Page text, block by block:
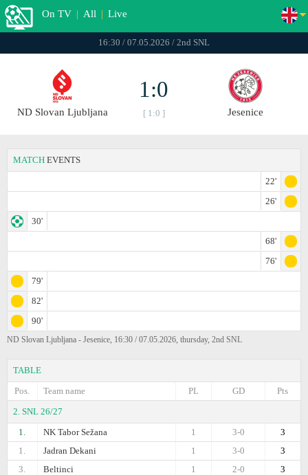
On TV | All | Live
16:30 / 07.05.2026 / 2nd SNL
ND Slovan Ljubljana
1:0
[ 1:0 ] Jesenice
MATCH EVENTS
22'
26'
30'
68'
76'
79'
82'
90'
ND Slovan Ljubljana - Jesenice, 16:30 / 07.05.2026, thursday, 2nd SNL
TABLE
Pos.
Team name Pts
GD
PL
2. SNL 26/27
1.
NK Tabor Sežana 3
3-0
1
1.
Jadran Dekani 3
3-0
1
3.
Beltinci 3
2-0
1